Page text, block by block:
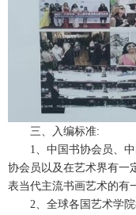
三、入编标准:
1、中国书协会员、
协会员以及在艺术界有一
表当代主流书画艺术的有
2、全球各国艺术学